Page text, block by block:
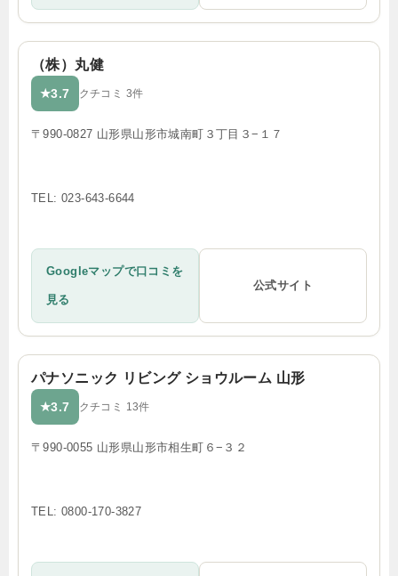
（株）丸健
★3.7 クチコミ 3件
〒990-0827 山形県山形市城南町３丁目３−１７
TEL: 023-643-6644
Googleマップで口コミを
見る
公式サイト
パナソニック リビング ショウルーム 山形
★3.7 クチコミ 13件
〒990-0055 山形県山形市相生町６−３２
TEL: 0800-170-3827